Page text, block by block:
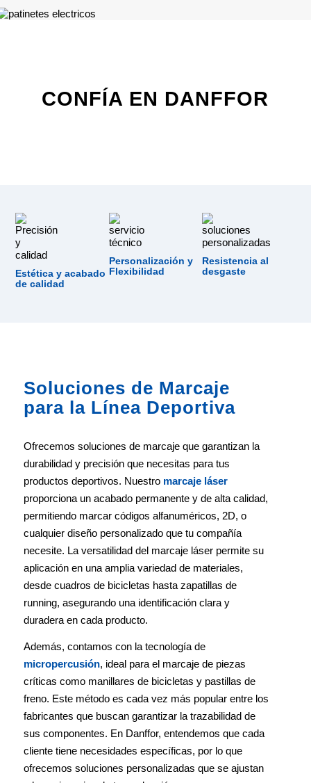
CONFÍA EN DANFFOR
Estética y acabado
de calidad
Personalización y
Flexibilidad
Resistencia al
desgaste
Soluciones de Marcaje
para la Línea Deportiva
Ofrecemos soluciones de marcaje que garantizan la
durabilidad y precisión que necesitas para tus
productos deportivos. Nuestro marcaje láser
proporciona un acabado permanente y de alta calidad,
permitiendo marcar códigos alfanuméricos, 2D, o
cualquier diseño personalizado que tu compañía
necesite. La versatilidad del marcaje láser permite su
aplicación en una amplia variedad de materiales,
desde cuadros de bicicletas hasta zapatillas de
running, asegurando una identificación clara y
duradera en cada producto.
Además, contamos con la tecnología de
micropercusión, ideal para el marcaje de piezas
críticas como manillares de bicicletas y pastillas de
freno. Este método es cada vez más popular entre los
fabricantes que buscan garantizar la trazabilidad de
sus componentes. En Danffor, entendemos que cada
cliente tiene necesidades específicas, por lo que
ofrecemos soluciones personalizadas que se ajustan